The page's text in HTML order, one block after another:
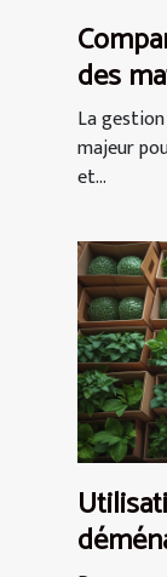
des
La
majeur
et...